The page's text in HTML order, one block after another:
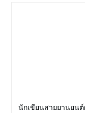
นักเขียนสายยานยนต์